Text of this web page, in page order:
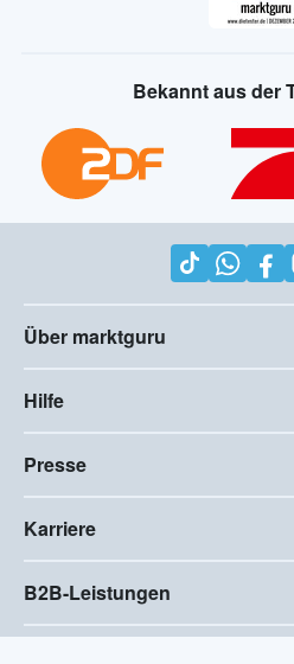
Bekannt aus der
Über marktguru
Hilfe
Presse
Karriere
B2B-Leistungen